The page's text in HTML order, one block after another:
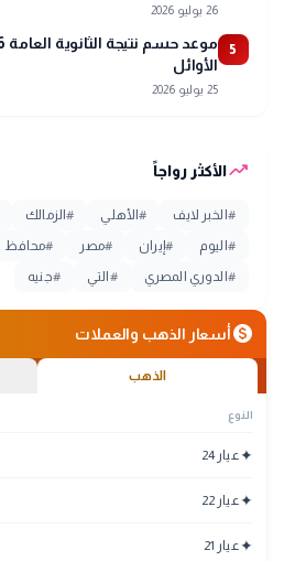
26 يوليو 2026
5
الأوائل
25 يوليو 2026
trending_upالأكثر رواجاً
# الخبر لايف #الأهلي #الزمالك
# اليوم # إيران #مصر #محافظ
# الدوري المصري # التي #جنيه
monetization_onأسعار الذهب والعملات
الذهب
النوع
✦عيار 24
✦عيار 22
✦عيار 21